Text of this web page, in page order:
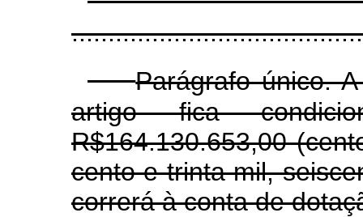
Parágrafo único.
artigo fica
R$164.130.653,00
cento e trinta mil,
correrá à conta de